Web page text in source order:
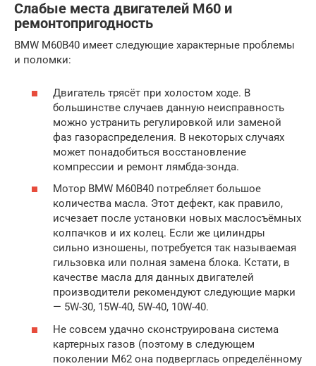
Слабые места двигателей M60 и
ремонтопригодность
BMW M60B40 имеет следующие характерные проблемы
и поломки:
Двигатель трясёт при холостом ходе. В
большинстве случаев данную неисправность
можно устранить регулировкой или заменой
фаз газораспределения. В некоторых случаях
может понадобиться восстановление
компрессии и ремонт лямбда-зонда.
Мотор BMW M60B40 потребляет большое
количества масла. Этот дефект, как правило,
исчезает после установки новых маслосъёмных
колпачков и их колец. Если же цилиндры
сильно изношены, потребуется так называемая
гильзовка или полная замена блока. Кстати, в
качестве масла для данных двигателей
производители рекомендуют следующие марки
— 5W-30, 15W-40, 5W-40, 10W-40.
Не совсем удачно сконструирована система
картерных газов (поэтому в следующем
поколении M62 она подверглась определённому